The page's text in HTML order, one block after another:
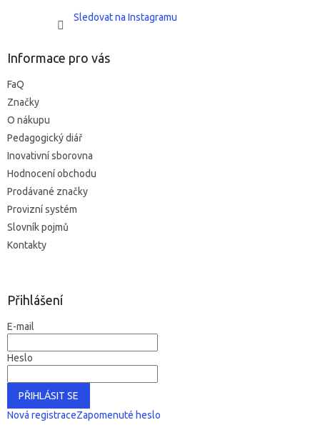
Sledovat na Instagramu
Informace pro vás
FaQ
Značky
O nákupu
Pedagogický diář
Inovativní sborovna
Hodnocení obchodu
Prodávané značky
Provizní systém
Slovník pojmů
Kontakty
Přihlášení
E-mail
Heslo
PŘIHLÁSIT SE
Nová registraceZapomenuté heslo